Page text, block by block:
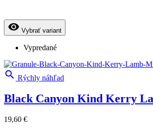
visibility Vybrať variant
Vypredané
 Rýchly náhľad
Black Canyon Kind Kerry
19,60 €